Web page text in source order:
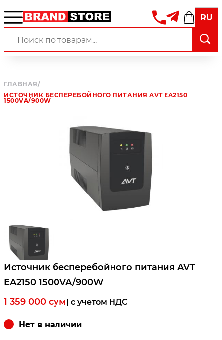
RU
ГЛАВНАЯ/
ИСТОЧНИК БЕСПЕРЕБОЙНОГО ПИТАНИЯ AVT EA2150
1500VA/900W
Источник бесперебойного питания AVT
EA2150 1500VA/900W
1 359 000 сум| c учетом НДС
Нет в наличии